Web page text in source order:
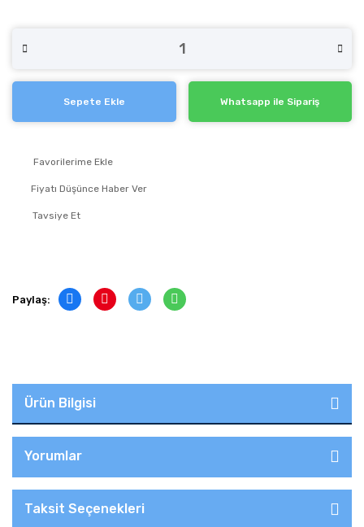
Sepete Ekle Whatsapp ile Sipariş
Fiyatı Düşünce Haber Ver
Tavsiye Et
Paylaş:
Ürün Bilgisi
Yorumlar
Taksit Seçenekleri